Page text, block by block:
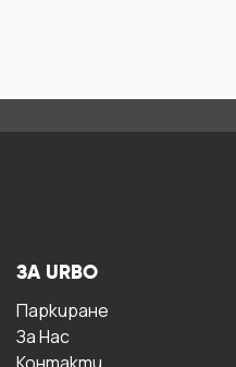
ЗА URBO
Паркиране
За Hас